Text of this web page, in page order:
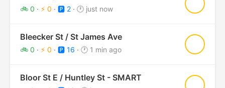
🚲 0 · ⚡ 0 · 🅿️ 2 · 🕐 just now
Bleecker St / St James Ave
🚲 0 · ⚡ 0 · 🅿️ 16 · 🕐 1 min ago
Bloor St E / Huntley St - SMART